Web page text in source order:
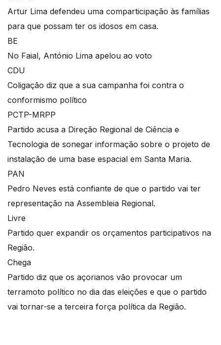
Artur Lima defendeu uma comparticipação às famílias
para que possam ter os idosos em casa.
BE
No Faial, António Lima apelou ao voto
CDU
Coligação diz que a sua campanha foi contra o
conformismo político
PCTP-MRPP
Partido acusa a Direção Regional de Ciência e
Tecnologia de sonegar informação sobre o projeto de
instalação de uma base espacial em Santa Maria.
PAN
Pedro Neves está confiante de que o partido vai ter
representação na Assembleia Regional.
Livre
Partido quer expandir os orçamentos participativos na
Região.
Chega
Partido diz que os açorianos vão provocar um
terramoto político no dia das eleições e que o partido
vai tornar-se a terceira força política da Região.